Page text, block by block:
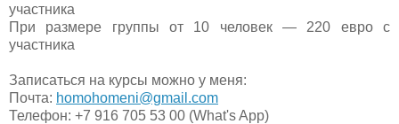
участника
При размере группы от 10 человек — 220 евро с
участника
Записаться на курсы можно у меня:
Почта: homohomeni@gmail.com
Телефон: +7 916 705 53 00 (What's App)